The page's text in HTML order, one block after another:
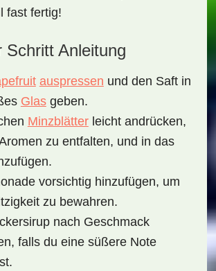
fast fertig!
Schritt Anleitung
auspressen und den Saft in
Glasgeben.
Minzblätterleicht andrücken,
zu entfalten, und in das
vorsichtig hinzufügen, um
zu bewahren.
nach Geschmack
falls du eine süßere Note